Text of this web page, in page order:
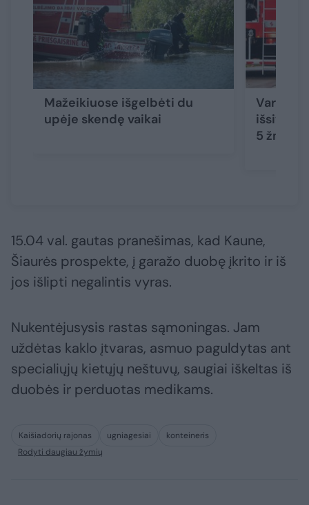
Mažeikiuose išgelbėti du
upėje skendę vaikai
5
15.04 val. gautas pranešimas, kad Kaune,
Šiaurės prospekte, į garažo duobę įkrito ir iš
jos išlipti negalintis vyras.
Nukentėjusysis rastas sąmoningas. Jam
uždėtas kaklo įtvaras, asmuo paguldytas ant
specialiųjų kietųjų neštuvų, saugiai iškeltas iš
duobės ir perduotas medikams.
Kaišiadorių rajonas ugniagesiai
konteineris
Rodyti daugiau žymių